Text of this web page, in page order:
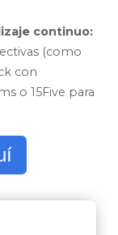
continuo:
(como
con
o 15Five para